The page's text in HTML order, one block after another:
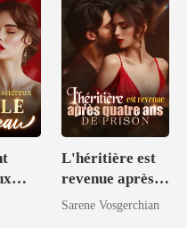
L'héritière est
revenue après
quatre ans de
Sarene Vosgerchian